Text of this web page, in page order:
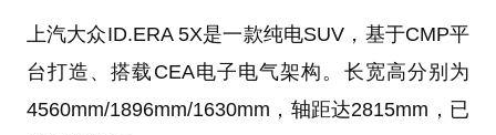
上汽大众ID.ERA 5X是一款纯电SUV，基于CMP平
台打造、搭载CEA电子电气架构。长宽高分别为
4560mm/1896mm/1630mm，轴距达2815mm，已